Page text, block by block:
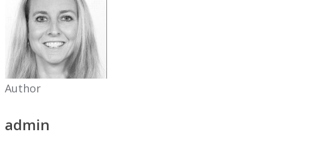
Author
admin